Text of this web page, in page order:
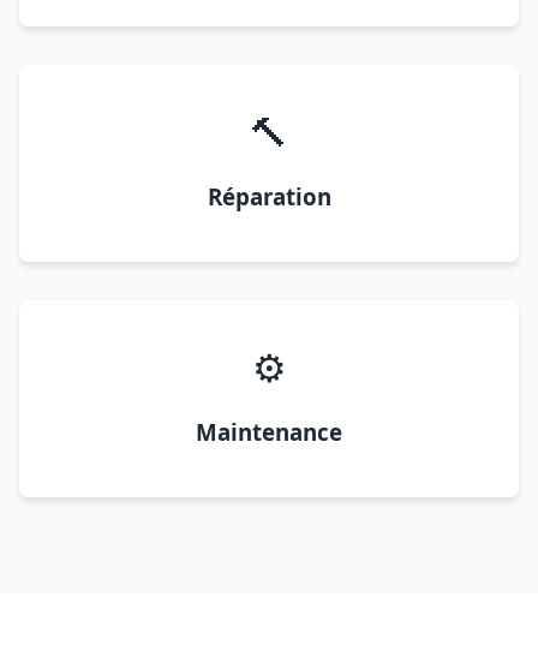
🔨
Réparation
⚙️
Maintenance